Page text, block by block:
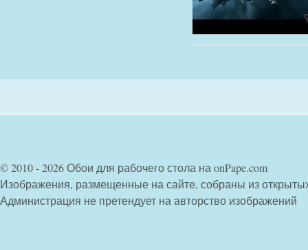
© 2010 - 2026 Обои для рабочего стола на onPape.com
Изображения, размещенные на сайте, собраны из
Администрация не претендует на авторство изображений